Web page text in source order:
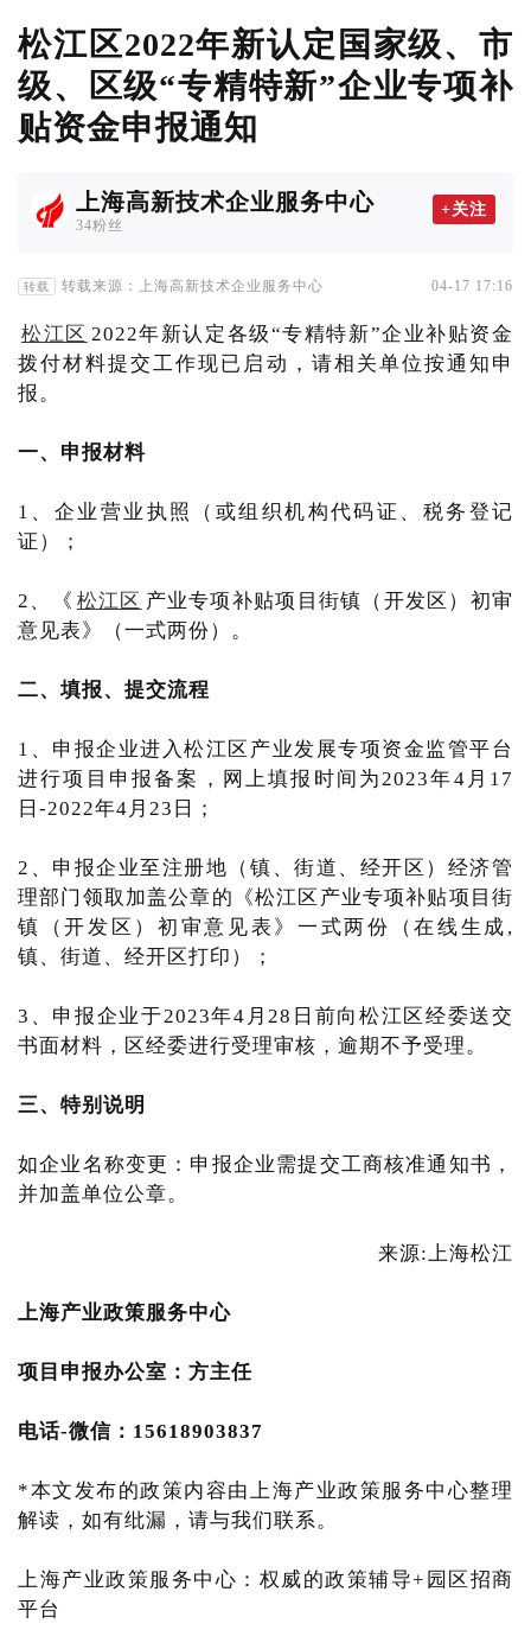
松江区2022年新认定国家级、市
级、区级“专精特新”企业专项补
贴资金申报通知
上海高新技术企业服务中心
34粉丝
+关注
转载 转载来源：上海高新技术企业服务中心 04-17 17:16
松江区 2022年新认定各级“专精特新”企业补贴资金
拨付材料提交工作现已启动，请相关单位按通知申
报。
一、申报材料
1、企业营业执照（或组织机构代码证、税务登记
证）；
2、《 松江区 产业专项补贴项目街镇（开发区）初审
意见表》（一式两份）。
二、填报、提交流程
1、申报企业进入松江区产业发展专项资金监管平台
进行项目申报备案，网上填报时间为2023年4月17
日-2022年4月23日；
2、申报企业至注册地（镇、街道、经开区）经济管
理部门领取加盖公章的《松江区产业专项补贴项目街
镇（开发区）初审意见表》一式两份（在线生成,
镇、街道、经开区打印）；
3、申报企业于2023年4月28日前向松江区经委送交
书面材料，区经委进行受理审核，逾期不予受理。
三、特别说明
如企业名称变更：申报企业需提交工商核准通知书，
并加盖单位公章。
来源:上海松江
上海产业政策服务中心
项目申报办公室：方主任
电话-微信：15618903837
*本文发布的政策内容由上海产业政策服务中心整理
解读，如有纰漏，请与我们联系。
上海产业政策服务中心：权威的政策辅导+园区招商
平台